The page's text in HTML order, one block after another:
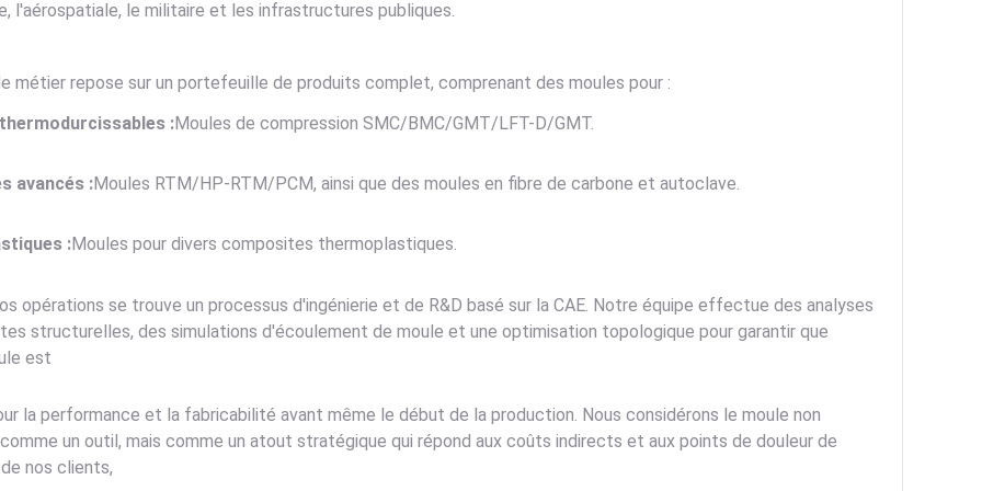
l'aérospatiale, le militaire et les infrastructures publiques.
métier repose sur un portefeuille de produits complet, comprenant des moules pour :
:Moules de compression SMC/BMC/GMT/LFT-D/GMT.
avancés :Moules RTM/HP-RTM/PCM, ainsi que des moules en fibre de carbone et autoclave.
:Moules pour divers composites thermoplastiques.
opérations se trouve un processus d'ingénierie et de R&D basé sur la CAE. Notre équipe effectue des analyses
structurelles, des simulations d'écoulement de moule et une optimisation topologique pour garantir que
est
la performance et la fabricabilité avant même le début de la production. Nous considérons le moule non
un outil, mais comme un atout stratégique qui répond aux coûts indirects et aux points de douleur de
nos clients,